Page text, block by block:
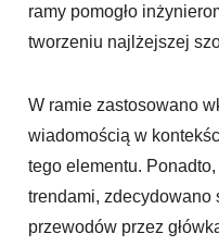
ramy pomogło
tworzeniu najlżejszej
W ramie zastosowano
wiadomością w
tego elementu.
trendami, zdecydowano
przewodów przez